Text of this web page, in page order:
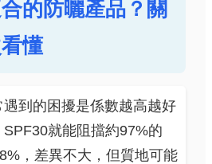
的防曬產品？關
懂
到的困擾是係數越高越好
就能阻擋約97%的
，差異不大，但質地可能